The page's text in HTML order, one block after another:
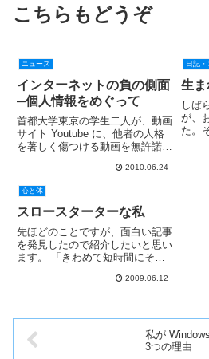
こちらもどうぞ
ニュース
インターネットの負の側面
─個人情報をめぐって
首都大学東京の学生二人が、動画
サイト Youtube に、他者の人格
を著しく傷つける動画を無許諾で
処分となり、協力したもう一人の
大学院生が停学処分を受ける、と
いうニュースが、昨日から今日に
かけて、大手新聞および...
2010.06.24
日記
生ま
しば
が、
た。
子で
心と体
スロースターターな私
先ほどのことですが、面白い記事
を発見したので紹介したいと思い
ます。 「きわめて短時間にそこ
とその弱点 読んでいて、8割くら
の生き方に当てはまっているよ...
2009.06.12
私が
3つの理由